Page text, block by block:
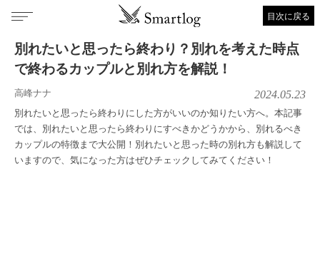
目次に戻る
別れたいと思ったら終わり？別れを考えた時点
で終わるカップルと別れ方を解説！
高峰ナナ 2024.05.23
別れたいと思ったら終わりにした方がいいのか知りたい方へ。本記事
では、別れたいと思ったら終わりにすべきかどうかから、別れるべき
カップルの特徴まで大公開！別れたいと思った時の別れ方も解説して
いますので、気になった方はぜひチェックしてみてください！